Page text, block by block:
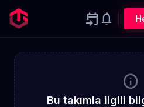
event_upcoming notifications
info
Bu takımla ilgili